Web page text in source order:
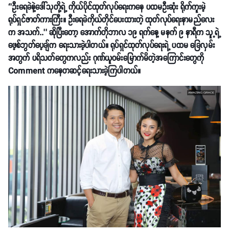
‘’ဦးရေခဲနဲ့ဒေါ်သုတို့ရဲ့ ကိုယ်ပိုင်ထုတ်လုပ်ရေးကနေ ပထမဦးဆုံး ရိုက်ကူးမဲ့
ရုပ်ရှင်ဇာတ်ကားကြီး။ ဦးရေခဲကိုယ်တိုင်ပေးထားတဲ့ ထုတ်လုပ်ရေးနာမည်လေး
က အသက်..’’ ဆိုပြီးတော့ အောက်တိုဘာလ ၁၉ ရက်နေ့ မနက် ၉ နာရီက သူ့ရဲ့
ဖေ့စ်ဘွတ်ပေ့ချ်က ရေးသားခဲ့ပါတယ်။ ရုပ်ရှင်ထုတ်လုပ်ရေးရဲ့ ပထမ ခြေလှမ်း
အတွက် ပရိသတ်တွေကလည်း ဂုဏ်ယူဝမ်းမြောက်မိတဲ့အကြောင်းတွေကို
Comment ကနေတဆင့်ရေးသားခဲ့ကြပါတယ်။